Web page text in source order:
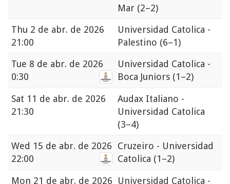
Mar (2–2)
Thu 2 de abr. de 2026
21:00
Universidad Catolica -
Palestino (6–1)
Tue 8 de abr. de 2026
0:30
Universidad Catolica -
Boca Juniors (1–2)
Sat 11 de abr. de 2026
21:30
Audax Italiano -
Universidad Catolica
(3–4)
Wed 15 de abr. de 2026
22:00
Cruzeiro - Universidad
Catolica (1–2)
Mon 21 de abr. de 2026
Universidad Catolica -